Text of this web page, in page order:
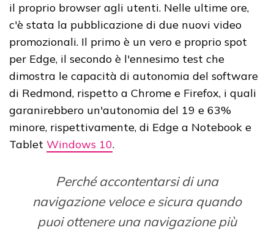
il proprio browser agli utenti. Nelle ultime ore,
c'è stata la pubblicazione di due nuovi video
promozionali. Il primo è un vero e proprio spot
per Edge, il secondo è l'ennesimo test che
dimostra le capacità di autonomia del software
di Redmond, rispetto a Chrome e Firefox, i quali
garanirebbero un'autonomia del 19 e 63%
minore, rispettivamente, di Edge a Notebook e
Tablet Windows 10.
Perché accontentarsi di una
navigazione veloce e sicura quando
puoi ottenere una navigazione più